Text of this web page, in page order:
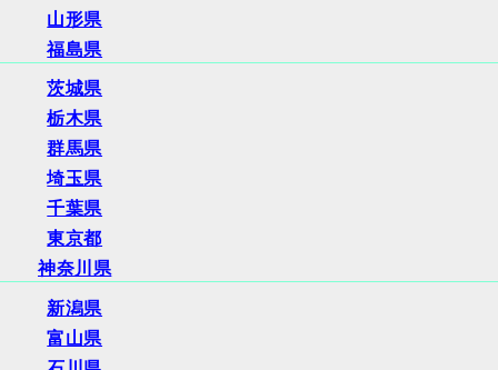
山形県
福島県
茨城県
栃木県
群馬県
埼玉県
千葉県
東京都
神奈川県
新潟県
富山県